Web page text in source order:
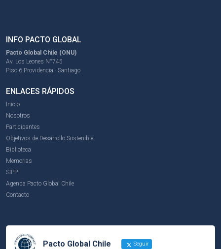
INFO PACTO GLOBAL
Pacto Global Chile (ONU)
Av. Los Leones N°745
Piso 6 Providencia - Santiago
ENLACES RÁPIDOS
Inicio
Nosotros
Participantes
Objetivos de Desarrollo Sostenible
Biblioteca
Memorias
SIPP
Agenda Pacto Global Chile
Contacto
Pacto Global Chile Seguir